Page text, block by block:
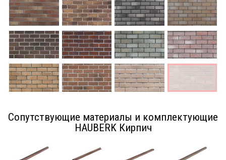
Сопутствующие материалы и комплектующие
HAUBERK Кирпич